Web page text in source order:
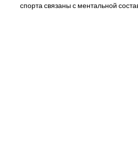
спорта связаны с ментальной